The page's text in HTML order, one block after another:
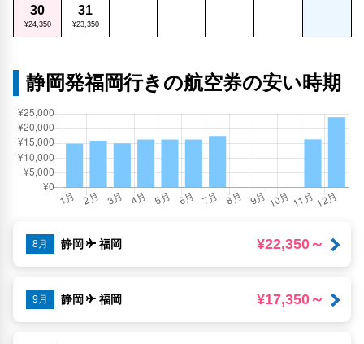
30
¥24,350
31
¥23,350
静岡発福岡行きの航空券の安い時期
8月 静岡 福岡 ¥22,350～
9月 静岡 福岡 ¥17,350～